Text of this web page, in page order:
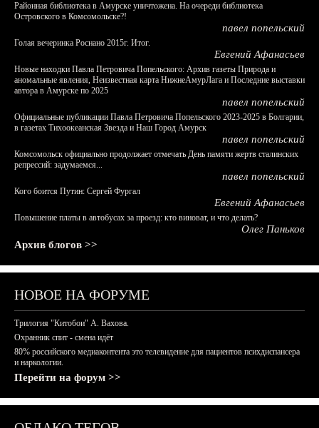
Районная библиотека в Амурске уничтожена. На очереди библиотека
Островского в Комсомольске?!
павел попельский
Голая вечеринка Роснано 2015г. Итог.
Евгений Афанасьев
Новые находки Павла Петровича Попельского: Архив газеты Природа и
аномальные явления, Неизвестная карта НижнеАмурЛага и Последние выставки
автора в Амурске по 2025
павел попельский
Официальные публикации Павла Петровича Попельского 2023-2025 в Болгарии,
в газетах Тихоокеанская Звезда и Наш Город Амурск
павел попельский
Комсомольск официально продолжает отмечать День памяти жертв сталинских
репрессий: задумаемся...
павел попельский
Кого боится Путин: Сергей Фургал
Евгений Афанасьев
Повышение платы в автобусах за проезд: кто виноват, и что делать?
Олег Паньков
Архив блогов >>
НОВОЕ НА ФОРУМЕ
Трилогия "Китобои" А. Вахова.
Охранник спит - смена идёт
80% российского медиаконтента это телевидение для пациентов психдиспансера
и наркологии.
Перейти на форум >>